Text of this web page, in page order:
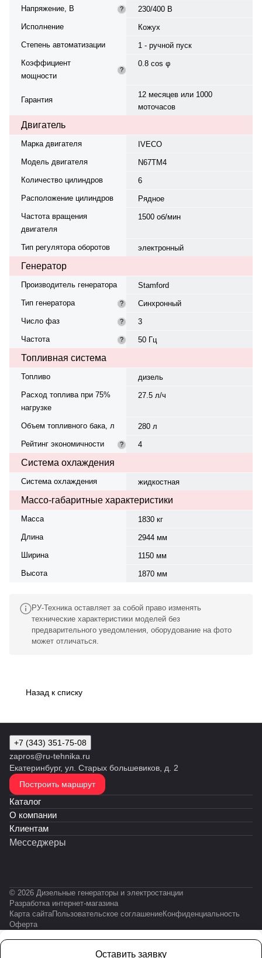
Напряжение, В ?
230/400 В
Исполнение
Кожух
Степень автоматизации
1 - ручной пуск
Коэффициент
мощности
?
0.8 cos φ
Гарантия
12 месяцев или 1000
моточасов
Двигатель
Марка двигателя
IVECO
Модель двигателя
N67TM4
Количество цилиндров
6
Расположение цилиндров
Рядное
Частота вращения
двигателя
1500 об/мин
Тип регулятора оборотов электронный
Генератор
Производитель генератора
Stamford
Тип генератора
?
Синхронный
Число фаз
?
3
Частота
? 50 Гц
Топливная система
Топливо
дизель
Расход топлива при 75%
нагрузке
27.5 л/ч
Объем топливного бака, л
280 л
Рейтинг экономичности
? 4
Система охлаждения
Система охлаждения жидкостная
Массо-габаритные характеристики
Масса
1830 кг
Длина
2944 мм
Ширина
1150 мм
Высота
1870 мм
РУ-Техника оставляет за собой право изменять
технические характеристики моделей без
предварительного уведомления, оборудование на фото
может отличаться.
Назад к списку
Оставить заявку
+7 (343) 351-75-08
zapros@ru-tehnika.ru
Екатеринбург, ул. Старых большевиков, д. 2
Построить маршрут
Каталог
О компании
Клиентам
Месседжеры
© 2026 Дизельные генераторы и электростанции
Разработка интернет-магазина
Карта сайтаПользовательское соглашениеКонфиденциальность
Оферта